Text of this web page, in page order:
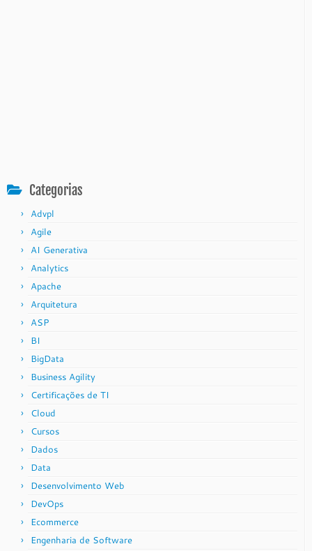
Categorias
Advpl
Agile
AI Generativa
Analytics
Apache
Arquitetura
ASP
BI
BigData
Business Agility
Certificações de TI
Cloud
Cursos
Dados
Data
Desenvolvimento Web
DevOps
Ecommerce
Engenharia de Software